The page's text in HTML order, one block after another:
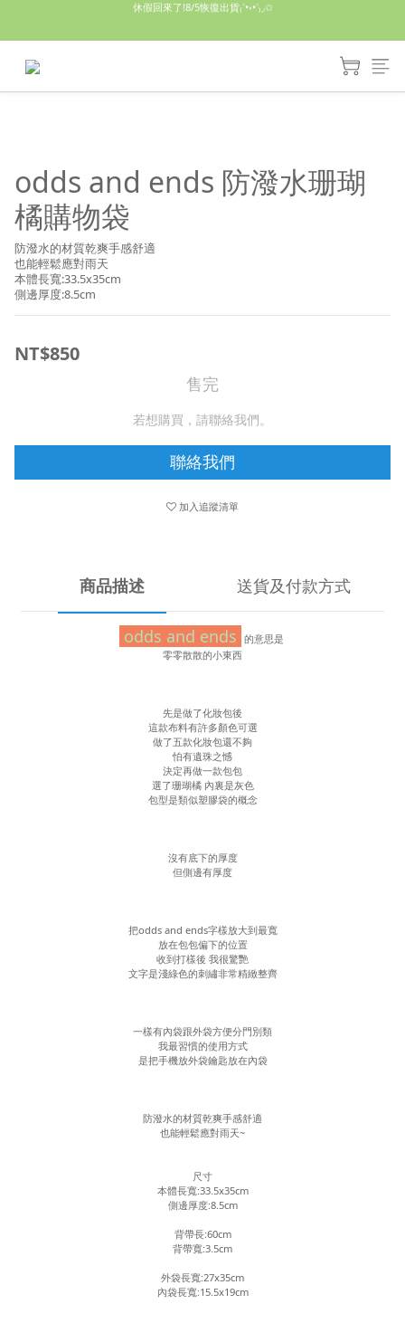
手機殼皆為預購需等7天左右喔!
odds and ends 防潑水珊瑚
橘購物袋
防潑水的材質乾爽手感舒適
也能輕鬆應對雨天
本體長寬:33.5x35cm
側邊厚度:8.5cm
NT$850
售完
若想購買，請聯絡我們。
聯絡我們
加入追蹤清單
商品描述 送貨及付款方式
odds and ends 的意思是
零零散散的小東西
先是做了化妝包後
這款布料有許多顏色可選
做了五款化妝包還不夠
怕有遺珠之憾
決定再做一款包包
選了珊瑚橘 內裏是灰色
包型是類似塑膠袋的概念
沒有底下的厚度
但側邊有厚度
把odds and ends字樣放大到最寬
放在包包偏下的位置
收到打樣後 我很驚艷
文字是淺綠色的刺繡非常精緻整齊
一樣有內袋跟外袋方便分門別類
我最習慣的使用方式
是把手機放外袋鑰匙放在內袋
防潑水的材質乾爽手感舒適
也能輕鬆應對雨天~
尺寸
本體長寬:33.5x35cm
側邊厚度:8.5cm
背帶長:60cm
背帶寬:3.5cm
外袋長寬:27x35cm
內袋長寬:15.5x19cm